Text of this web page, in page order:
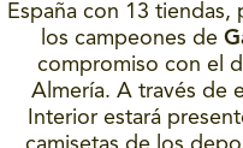
España con 13
los campeones de
compromiso con el
Almería. A través de
Interior estará